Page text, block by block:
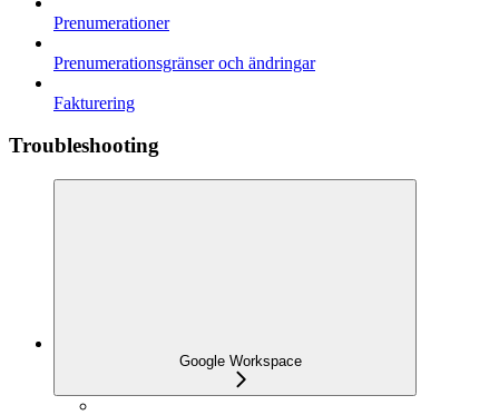
Prenumerationer
Prenumerationsgränser och ändringar
Fakturering
Troubleshooting
Google Workspace